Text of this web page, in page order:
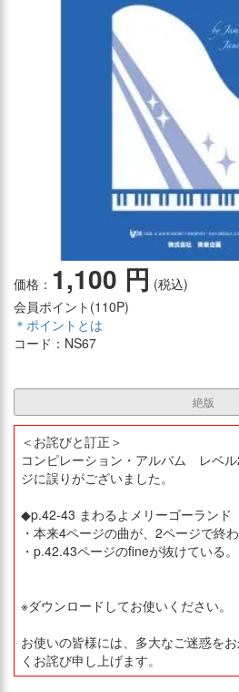
価格： 1,100 円 (税込)
会員ポイント(110P)
＊ポイントとは
コード：NS67
絶版
＜お詫びと訂正＞
コンピレーション・アルバム レベ
ジに誤りがございました。
◆p.42-43 まわるよメリーゴーランド
・本来4ページの曲が、2ページで終
・p.42.43ページのfineが抜けている。
※ダウンロードしてお使いください。
お使いの皆様には、多大なご迷惑を
くお詫び申し上げます。